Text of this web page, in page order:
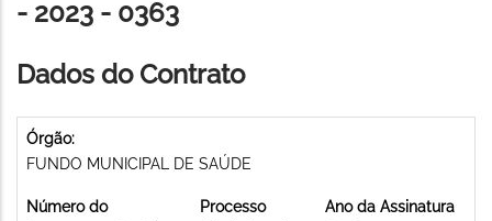
- 2023 - 0363
Dados do Contrato
Órgão:
FUNDO MUNICIPAL DE SAÚDE
Número do
Processo
Ano da Assinatura